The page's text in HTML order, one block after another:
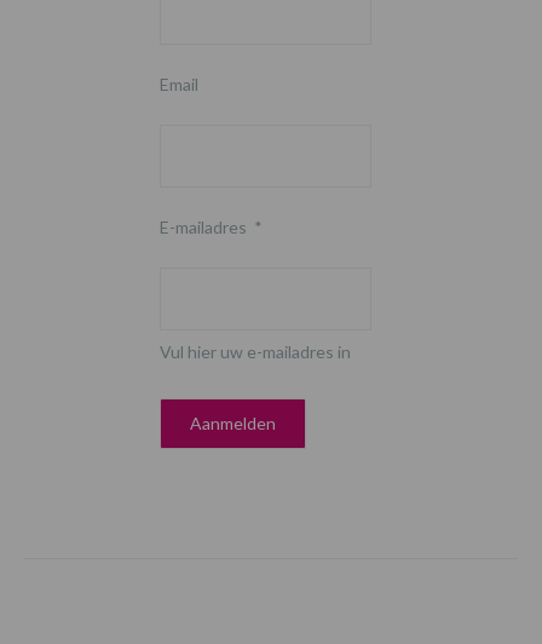
Email
E-mailadres *
Vul hier uw e-mailadres in